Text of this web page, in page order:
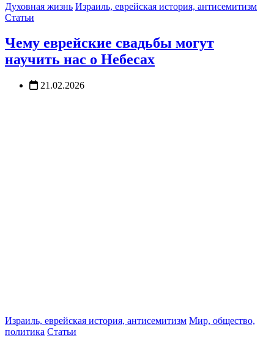
Духовная жизнь Израиль, еврейская история, антисемитизм
Статьи
Чему еврейские свадьбы могут
научить нас о Небесах
21.02.2026
Израиль, еврейская история, антисемитизм Мир, общество,
политика Статьи